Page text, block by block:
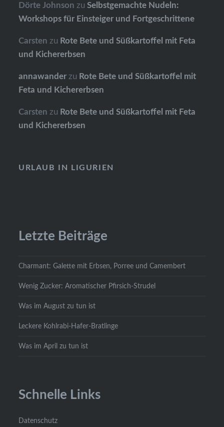
Dörte Johnson zuSelbstgemachte Nudeln:
Workshops für Einsteiger und Fortgeschrittene
Carsten zu Rote Bete und Süßkartoffel mit Feta
und Kichererbsen
annawander zu Rote Bete und Süßkartoffel mit
Feta und Kichererbsen
Carsten zu Rote Bete und Süßkartoffel mit Feta
und Kichererbsen
URLAUB IN LIGURIEN
Letzte Beiträge
Charmant: Galette mit Erbsen, Porree und Camembert
Wenig Zucker: Aromatischer Pfirsich-Strudel
Was im August zu tun ist
Leckere Kohlrabi-Hafer-Bratlinge
Was im April zu tun ist
Schnelle Links
Datenschutz